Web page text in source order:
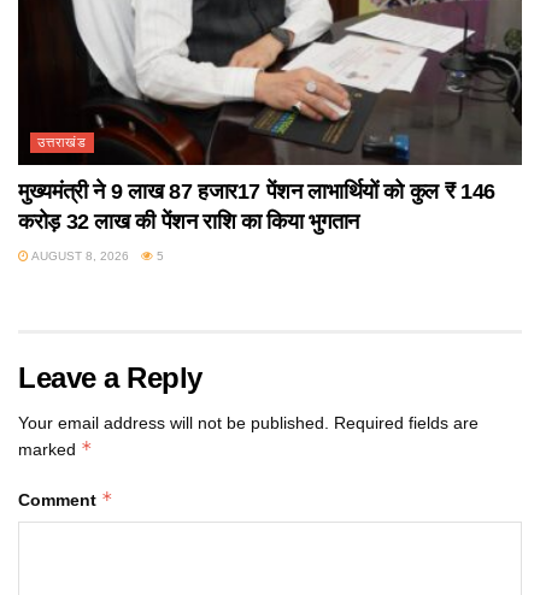
उत्तराखंड
मुख्यमंत्री ने 9 लाख 87 हजार17 पेंशन लाभार्थियों को कुल ₹ 146
करोड़ 32 लाख की पेंशन राशि का किया भुगतान
AUGUST 8, 2026 5
Leave a Reply
Your email address will not be published.
Required fields are
marked *
Comment *